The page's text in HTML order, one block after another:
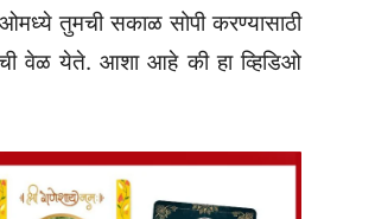
तुमची सकाळ सोपी करण्यासाठी
वेळ येते. आशा आहे की हा व्हिडिओ